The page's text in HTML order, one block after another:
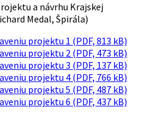
a návrhu Krajskej
Medal, Špirála)
projektu 1 (PDF, 813 kB)
projektu 2 (PDF, 473 kB)
projektu 3 (PDF, 137 kB)
projektu 4 (PDF, 766 kB)
projektu 5 (PDF, 487 kB)
projektu 6 (PDF, 437 kB)